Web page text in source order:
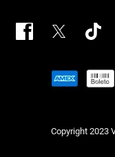
Copyright 2023